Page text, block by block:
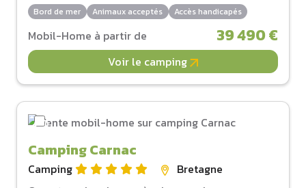
Bord de mer Animaux acceptés Accès handicapés
Mobil-Home à partir de 39 490 €
Voir le camping
Camping Carnac
Camping
Bretagne